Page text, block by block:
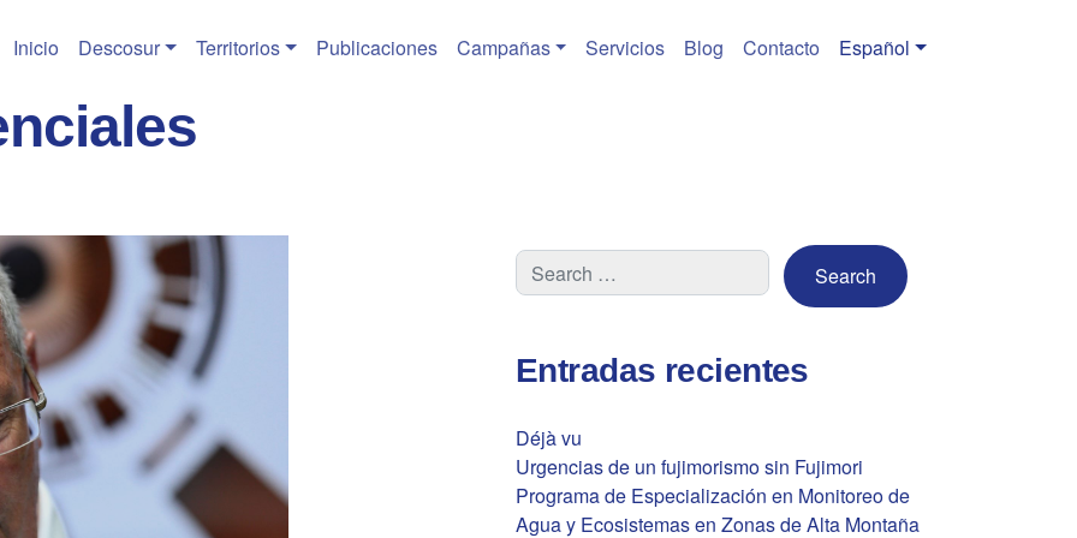
Inicio Descosur Territorios Publicaciones Campañas Servicios Blog Contacto Español
Entradas recientes
Déjà vu
Urgencias de un fujimorismo sin Fujimori
Programa de Especialización en Monitoreo de
Agua y Ecosistemas en Zonas de Alta Montaña